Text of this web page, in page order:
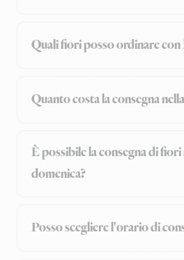
Quali fiori posso ordinare
Quanto costa la consegna
È possibile la consegna di fiori
domenica?
Posso scegliere l'orario di